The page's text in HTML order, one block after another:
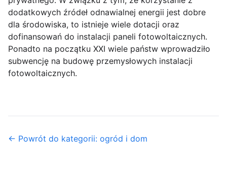
dodatkowych źródeł odnawialnej energii jest dobre
dla środowiska, to istnieje wiele dotacji oraz
dofinansowań do instalacji paneli fotowoltaicznych.
Ponadto na początku XXI wiele państw wprowadziło
subwencję na budowę przemysłowych instalacji
fotowoltaicznych.
← Powrót do kategorii: ogród i dom